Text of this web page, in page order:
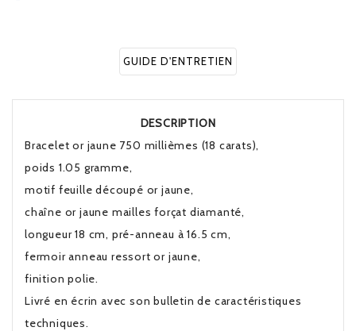
GUIDE D'ENTRETIEN
DESCRIPTION
Bracelet or jaune 750 millièmes (18 carats),
poids 1.05 gramme,
motif feuille découpé or jaune,
chaîne or jaune mailles forçat diamanté,
longueur 18 cm, pré-anneau à 16.5 cm,
fermoir anneau ressort or jaune,
finition polie.
Livré en écrin avec son bulletin de caractéristiques
techniques.